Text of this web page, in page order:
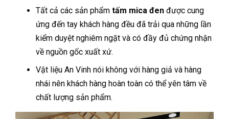
Tất cả các sản phẩm tấm mica đen được cung
ứng đến tay khách hàng đều đã trải qua những lần
kiểm duyệt nghiêm ngặt và có đầy đủ chứng nhận
về nguồn gốc xuất xứ.
Vật liệu An Vinh nói không với hàng giả và hàng
nhái nên khách hàng hoàn toàn có thể yên tâm về
chất lượng sản phẩm.